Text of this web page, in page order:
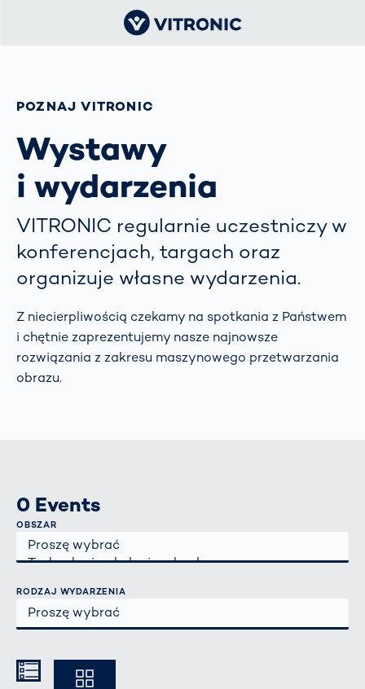
POZNAJ VITRONIC
Wystawy
i wydarzenia
VITRONIC regularnie uczestniczy w
konferencjach, targach oraz
organizuje własne wydarzenia.
Z niecierpliwością czekamy na spotkania z Państwem
i chętnie zaprezentujemy nasze najnowsze
rozwiązania z zakresu maszynowego przetwarzania
obrazu.
0 Events
OBSZAR
RODZAJ WYDARZENIA
Kompakt